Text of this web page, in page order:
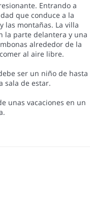
Entrando a
que conduce a la
las montañas. La villa
la parte delantera y una
alrededor de la
al aire libre.
ser un niño de hasta
sala de estar.
unas vacaciones en un